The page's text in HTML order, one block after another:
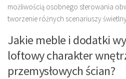
możliwością osobnego sterowania
tworzenie różnych scenariuszy
Jakie meble i dodatki
loftowy charakter
przemysłowych ścian?